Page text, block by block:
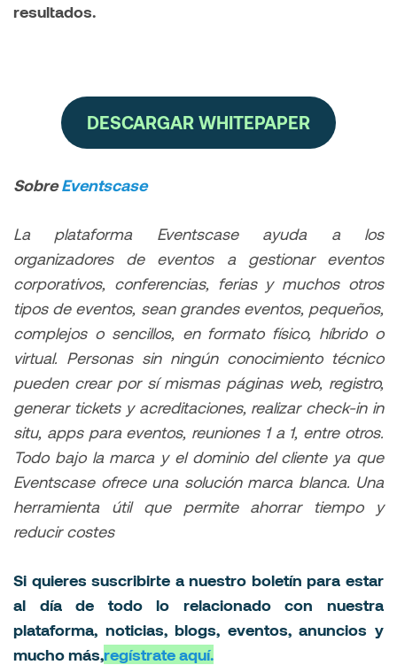
resultados.
DESCARGAR WHITEPAPER
SobreEventscase
La plataforma Eventscase ayuda a los
organizadores de eventos a gestionar eventos
corporativos, conferencias, ferias y muchos otros
tipos de eventos, sean grandes eventos, pequeños,
complejos o sencillos, en formato físico, híbrido o
virtual. Personas sin ningún conocimiento técnico
pueden crear por sí mismas páginas web, registro,
generar tickets y acreditaciones, realizar check-in in
situ, apps para eventos, reuniones 1 a 1, entre otros.
Todo bajo la marca y el dominio del cliente ya que
Eventscase ofrece una solución marca blanca. Una
herramienta útil que permite ahorrar tiempo y
reducir costes
Si quieres suscribirte a nuestro boletín para estar
al día de todo lo relacionado con nuestra
plataforma, noticias, blogs, eventos, anuncios y
mucho más,regístrate aquí.